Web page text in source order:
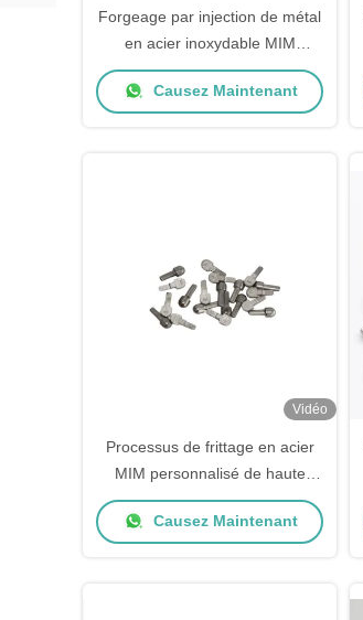
Forgeage par injection de métal
en acier inoxydable MIM
Métallurgie en poudre
Causez Maintenant
Vidéo
Processus de frittage en acier
MIM personnalisé de haute
précision
Causez Maintenant